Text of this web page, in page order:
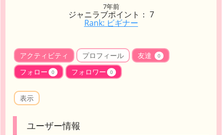
7年前
ジャニラブポイント： 7
Rank: ビギナー
アクティビティ プロフィール 友達 0
フォロー 0 フォロワー 0
表示
ユーザー情報